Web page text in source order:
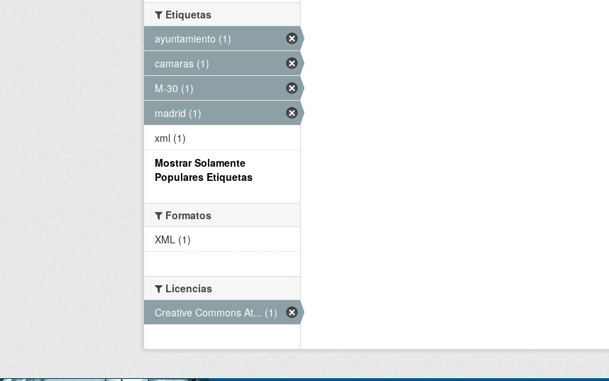
Etiquetas
ayuntamiento (1)
camaras (1)
M-30 (1)
madrid (1)
xml (1)
Mostrar Solamente
Populares Etiquetas
Formatos
XML (1)
Licencias
Creative Commons At... (1)